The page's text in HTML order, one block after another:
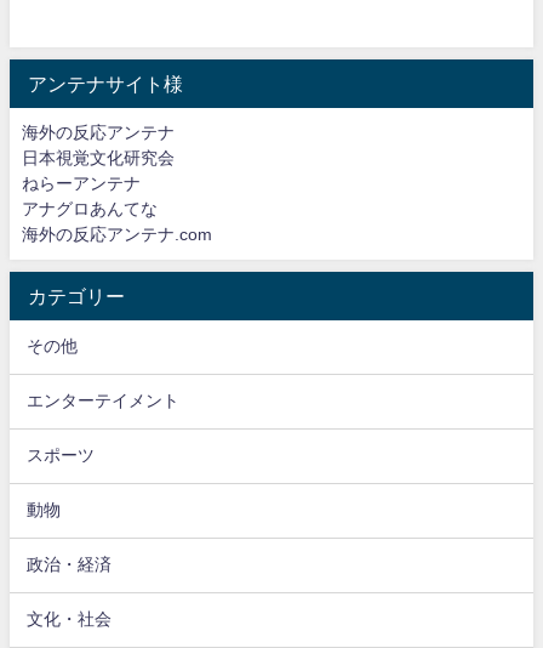
アンテナサイト様
海外の反応アンテナ
日本視覚文化研究会
ねらーアンテナ
アナグロあんてな
海外の反応アンテナ.com
カテゴリー
その他
エンターテイメント
スポーツ
動物
政治・経済
文化・社会